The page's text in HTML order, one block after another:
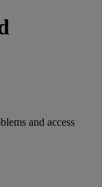
and access